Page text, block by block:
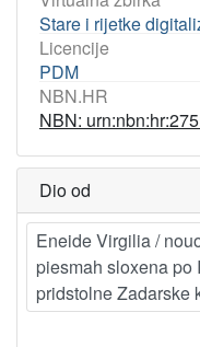
Stare i rijetke
Licencije
PDM
NBN.HR
NBN:
Dio od
Eneide Virgilia /
piesmah sloxena po
pridstolne Zadarske